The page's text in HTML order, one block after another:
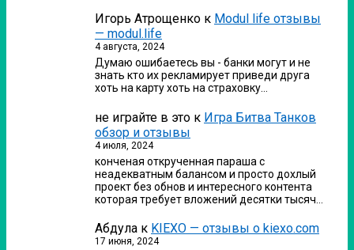
Игорь Атрощенко к Modul life отзывы
— modul.life
4 августа, 2024
Думаю ошибаетесь вы - банки могут и не
знать кто их рекламирует приведи друга
хоть на карту хоть на страховку…
не играйте в это к Игра Битва Танков
обзор и отзывы
4 июля, 2024
конченая открученная параша с
неадекватным балансом и просто дохлый
проект без обнов и интересного контента
которая требует вложений десятки тысяч…
Абдула к KIEXO — отзывы о kiexo.com
17 июня, 2024